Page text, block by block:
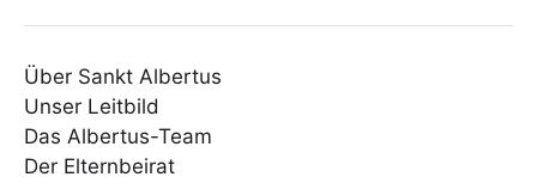
Über Sankt Albertus
Unser Leitbild
Das Albertus-Team
Der Elternbeirat